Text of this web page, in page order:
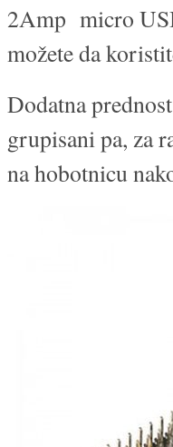
2Amp micro
možete da
Dodatna
grupisani pa, za
na hobotnicu